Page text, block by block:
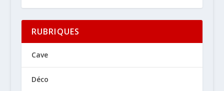
RUBRIQUES
Cave
Déco